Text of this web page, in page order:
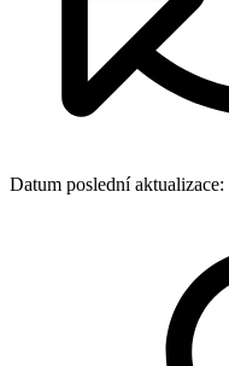
Datum poslední aktualizace: